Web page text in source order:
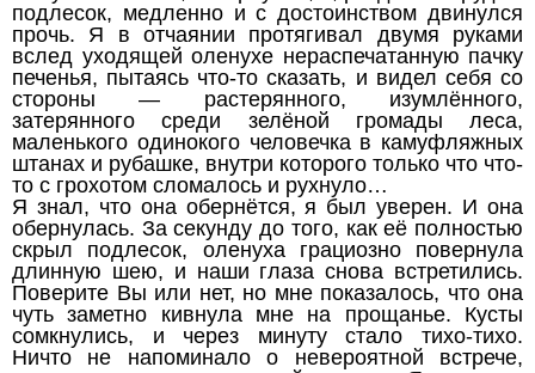
подлесок, медленно и с достоинством двинулся
прочь. Я в отчаянии протягивал двумя руками
вслед уходящей оленухе нераспечатанную пачку
печенья, пытаясь что-то сказать, и видел себя со
стороны — растерянного, изумлённого,
затерянного среди зелёной громады леса,
маленького одинокого человечка в камуфляжных
штанах и рубашке, внутри которого только что что-
то с грохотом сломалось и рухнуло…
Я знал, что она обернётся, я был уверен. И она
обернулась. За секунду до того, как её полностью
скрыл подлесок, оленуха грациозно повернула
длинную шею, и наши глаза снова встретились.
Поверите Вы или нет, но мне показалось, что она
чуть заметно кивнула мне на прощанье. Кусты
сомкнулись, и через минуту стало тихо-тихо.
Ничто не напоминало о невероятной встрече,